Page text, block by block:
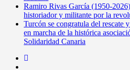
Ramiro Rivas García (1950-
historiador y militante por la
Turcón se congratula del rescate
en marcha de la histórica
Solidaridad Canaria